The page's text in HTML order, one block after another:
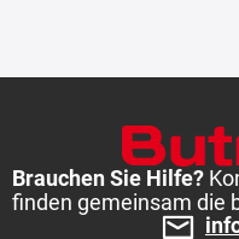
Brauchen Sie Hilfe?
finden gemeinsam die